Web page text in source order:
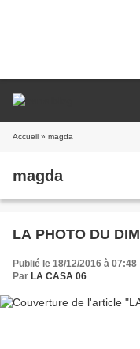
Accueil » magda
magda
LA PHOTO DU
Publié le 18/12/2016 à 07:48
Par LA CASA 06